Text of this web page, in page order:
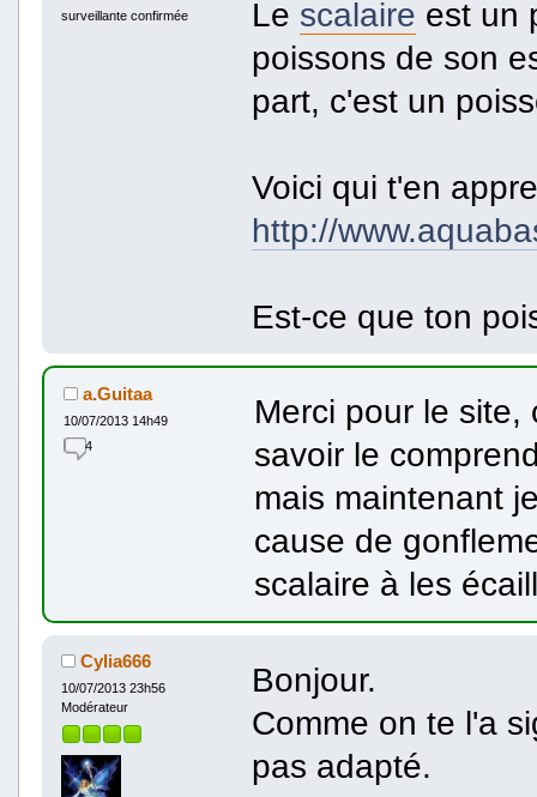
surveillante confirmée Le scalaire est un
poissons de son
part, c'est un
Voici qui t'en
http://
Est-ce que ton
a.Guitaa
10/07/2013 14h49
4
Merci pour le site,
savoir le
mais maintenant
cause de
scalaire à les
Cylia666
10/07/2013 23h56
Modérateur
Bonjour.
Comme on te l'a
pas adapté.